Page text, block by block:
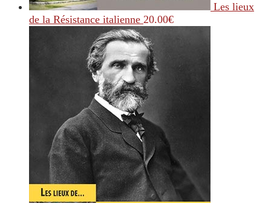
Les lieux
de la Résistance italienne 20.00€